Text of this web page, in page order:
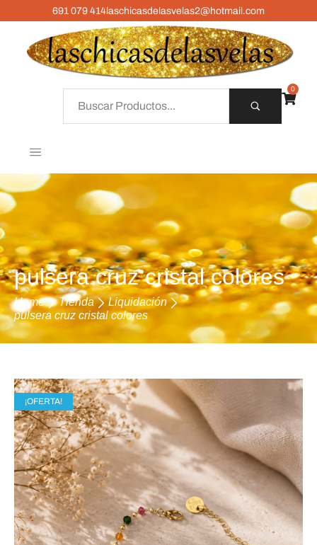
691 079 414laschicasdelasvelas2@hotmail.com
0
pulsera cruz cristal colores
Home Tienda
Liquidación
pulsera cruz cristal colores
¡OFERTA!